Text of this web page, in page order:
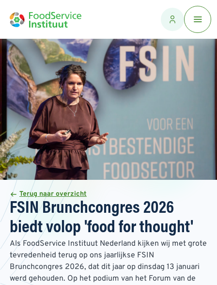
Terug naar overzicht
FSIN Brunchcongres 2026
biedt volop 'food for thought'
Als FoodService Instituut Nederland kijken wij met grote
tevredenheid terug op ons jaarlijkse FSIN
Brunchcongres 2026, dat dit jaar op dinsdag 13 januari
werd gehouden. Op het podium van het Forum van de